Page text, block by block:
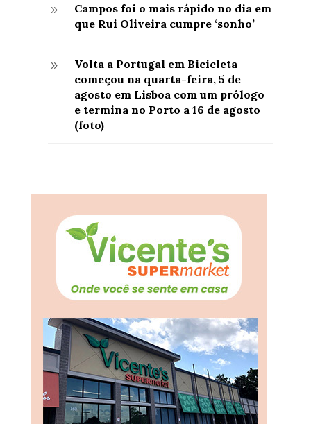
9
Campos foi o mais rápido no dia em
que Rui Oliveira cumpre ‘sonho’
9
Volta a Portugal em Bicicleta
começou na quarta-feira, 5 de
agosto em Lisboa com um prólogo
e termina no Porto a 16 de agosto
(foto)